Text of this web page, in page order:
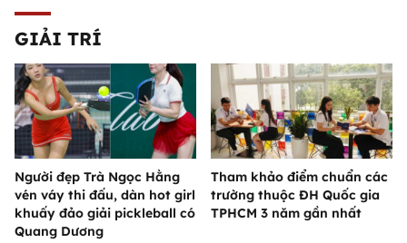
GIẢI TRÍ
Người đẹp Trà Ngọc Hằng
vén váy thi đấu, dàn hot girl
khuấy đảo giải pickleball có
Quang Dương
Tham khảo điểm chuẩn các
trường thuộc ĐH Quốc gia
TPHCM 3 năm gần nhất